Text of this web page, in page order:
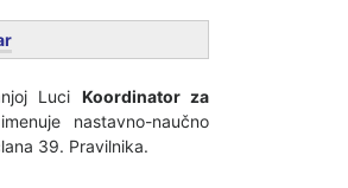
Luci Koordinator za
nastavno-naučno
39. Pravilnika.